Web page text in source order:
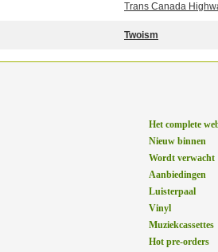
Trans Canada
Twoism
Het complete
Nieuw binnen
Wordt verwacht
Aanbiedingen
Luisterpaal
Vinyl
Muziekcassettes
Hot pre-orders